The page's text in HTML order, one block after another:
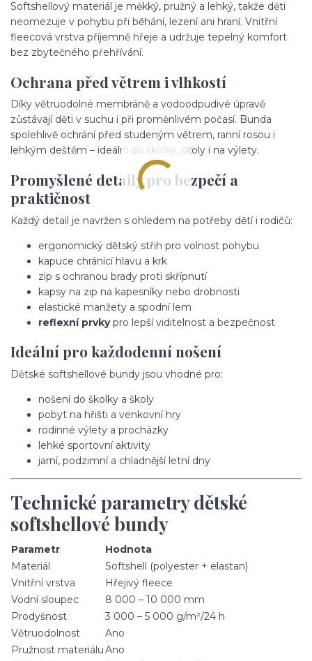
Softshellový materiál je měkký, pružný a lehký, takže děti
neomezuje v pohybu při běhání, lezení ani hraní. Vnitřní
fleecová vrstva příjemně hřeje a udržuje tepelný komfort
bez zbytečného přehřívání.
Ochrana před větrem i vlhkostí
Díky větruodolné membráně a vodoodpudivé úpravě
zůstávají děti v suchu i při proměnlivém počasí. Bunda
spolehlivě ochrání před studeným větrem, ranní rosou i
lehkým deštěm – ideální do školky, školy i na výlety.
Promyšlené detaily pro bezpečí a
praktičnost
Každý detail je navržen s ohledem na potřeby dětí i rodičů:
ergonomický dětský střih pro volnost pohybu
kapuce chránící hlavu a krk
zip s ochranou brady proti skřípnutí
kapsy na zip na kapesníky nebo drobnosti
elastické manžety a spodní lem
reflexní prvkypro lepší viditelnost a bezpečnost
Ideální pro každodenní nošení
Dětské softshellové bundy jsou vhodné pro:
nošení do školky a školy
pobyt na hřišti a venkovní hry
rodinné výlety a procházky
lehké sportovní aktivity
jarní, podzimní a chladnější letní dny
Technické parametry dětské
softshellové bundy
Parametr
Hodnota
Materiál
Softshell (polyester + elastan)
Vnitřní vrstva
Hřejivý fleece
Vodní sloupec
8 000 – 10 000 mm
Prodyšnost
3 000 – 5 000 g/m²/24 h
Větruodolnost
Ano
Pružnost materiáluAno